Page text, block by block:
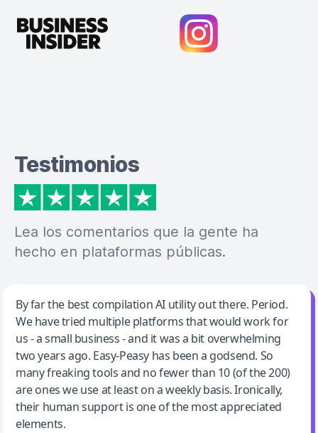
Testimonios
Lea los comentarios que la gente ha
hecho en plataformas públicas.
Jeff Wilson
By far the best compilation AI utility
By far the best compilation AI utility out there. Period.
We have tried multiple platforms that would work for
us - a small business - and it was a bit overwhelming
two years ago. Easy-Peasy has been a godsend. So
many freaking tools and no fewer than 10 (of the 200)
are ones we use at least on a weekly basis. Ironically,
their human support is one of the most appreciated
elements.